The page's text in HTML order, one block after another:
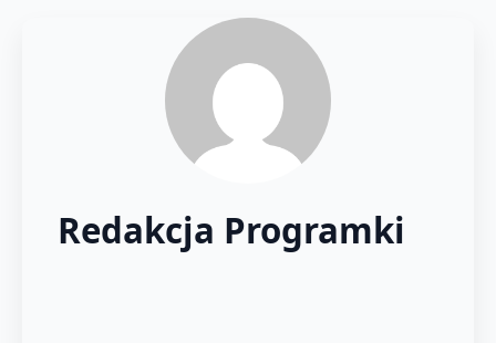
Redakcja Programki